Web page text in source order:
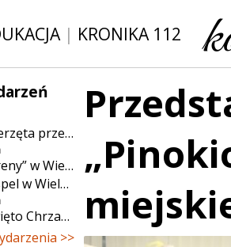
| KRONIKA 112
przeklęte”
od 7 do 13 sierpnia
Wieluniu
Chrzanu
>>